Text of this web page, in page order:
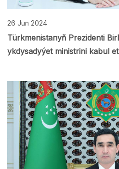
26 Jun 2024
Türkmenistanyň Prezidenti
ykdysadyýet ministrini kabul